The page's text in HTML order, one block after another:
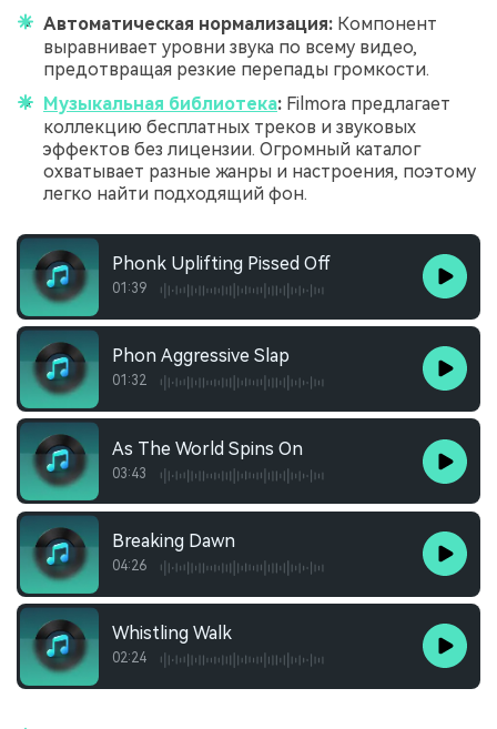
Автоматическая нормализация: Компонент
выравнивает уровни звука по всему видео,
предотвращая резкие перепады громкости.
Музыкальная библиотека: Filmora предлагает
коллекцию бесплатных треков и звуковых
эффектов без лицензии. Огромный каталог
охватывает разные жанры и настроения, поэтому
легко найти подходящий фон.
Phonk Uplifting Pissed Off
01:39
Phon Aggressive Slap
01:32
As The World Spins On
03:43
Breaking Dawn
04:26
Whistling Walk
02:24